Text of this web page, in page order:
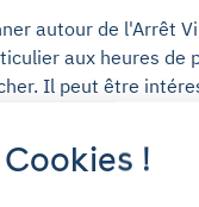
autour de l'Arrêt
aux heures de
Il peut être
de l'arrêt.
!